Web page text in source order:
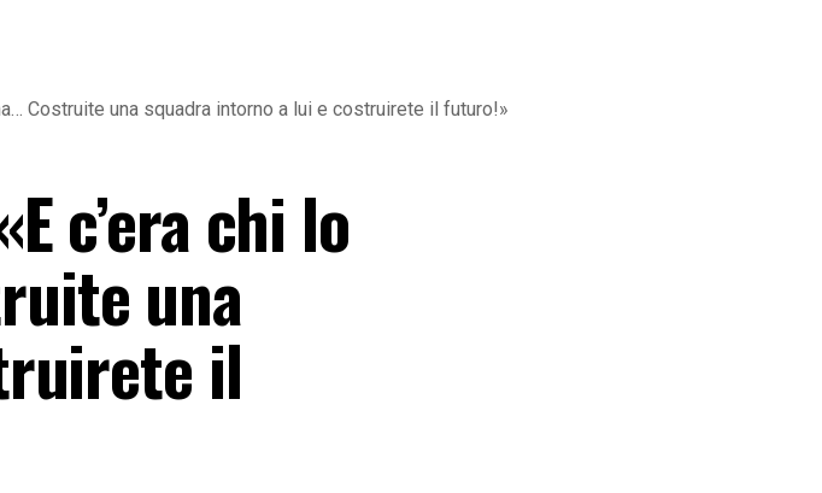
Costruite una squadra intorno a lui e costruirete il futuro!»
c’era chi lo
una
il